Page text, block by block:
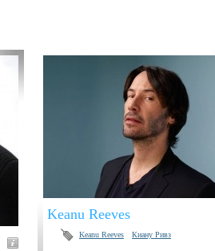
Keanu Reeves
Keanu Reeves Киану Ривз